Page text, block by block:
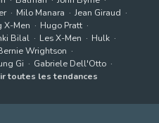
Milo Manara
Jean Giraud
X-Men
Hugo Pratt
Bilal Les X-Men
Hulk
Wrightson
Gi
Gabriele Dell'Otto
toutes les tendances